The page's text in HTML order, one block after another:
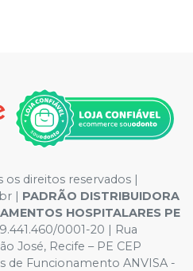
direitos reservados |
| PADRÃO DISTRIBUIDORA
HOSPITALARES PE
0001-20 | Rua
José, Recife – PE CEP
de Funcionamento ANVISA -